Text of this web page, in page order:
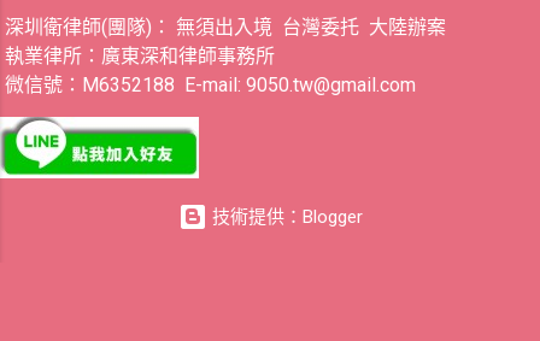
深圳衛律師(團隊)： 無須出入境 台灣委托 大陸辦案
執業律所：廣東深和律師事務所
微信號：M6352188 E-mail: 9050.tw@gmail.com
技術提供：Blogger